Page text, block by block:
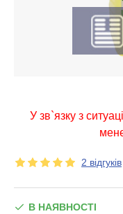
У зв`язку з
2 відгуків
В НАЯВНОСТІ